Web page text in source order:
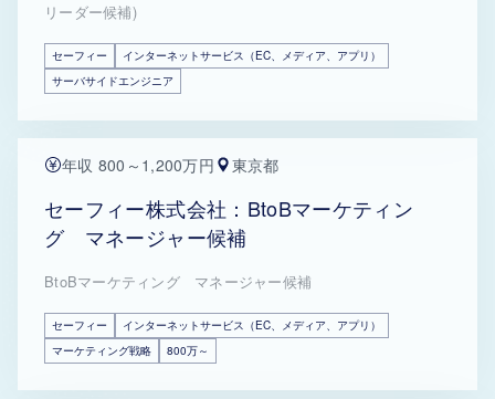
リーダー候補)
セーフィー
インターネットサービス（EC、メディア、アプリ）
サーバサイドエンジニア
年収 800～1,200万円 東京都
セーフィー株式会社：BtoBマーケティン
グ マネージャー候補
BtoBマーケティング マネージャー候補
セーフィー
インターネットサービス（EC、メディア、アプリ）
マーケティング戦略
800万～